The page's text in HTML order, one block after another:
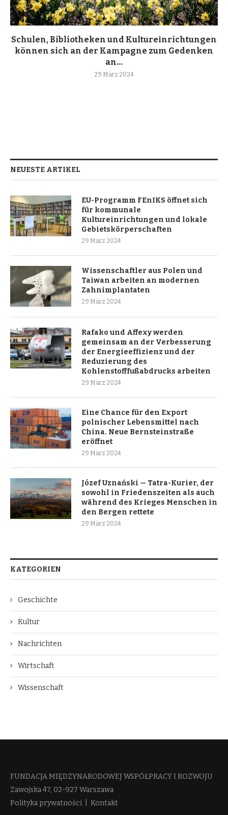
Schulen, Bibliotheken und Kultureinrichtungen
können sich an der Kampagne zum Gedenken
an...
29 März 2024
NEUESTE ARTIKEL
EU-Programm FEnIKS öffnet sich
für kommunale
Kultureinrichtungen und lokale
Gebietskörperschaften
29 März 2024
Wissenschaftler aus Polen und
Taiwan arbeiten an modernen
Zahnimplantaten
29 März 2024
Rafako und Affexy werden
gemeinsam an der Verbesserung
der Energieeffizienz und der
Reduzierung des
Kohlenstofffußabdrucks arbeiten
29 März 2024
Eine Chance für den Export
polnischer Lebensmittel nach
China. Neue Bernsteinstraße
eröffnet
29 März 2024
Józef Uznański — Tatra-Kurier, der
sowohl in Friedenszeiten als auch
während des Krieges Menschen in
den Bergen rettete
29 März 2024
KATEGORIEN
Geschichte
Kultur
Nachrichten
Wirtschaft
Wissenschaft
FUNDACJA MIĘDZYNARODOWEJ WSPÓŁPRACY I ROZWOJU​
Zawojska 47, 02-927 Warszawa
Polityka prywatności
Kontakt